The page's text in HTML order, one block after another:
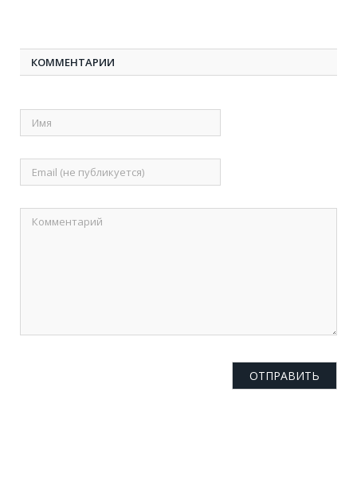
КОММЕНТАРИИ